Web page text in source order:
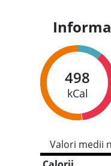
498
kCal
Valori medii